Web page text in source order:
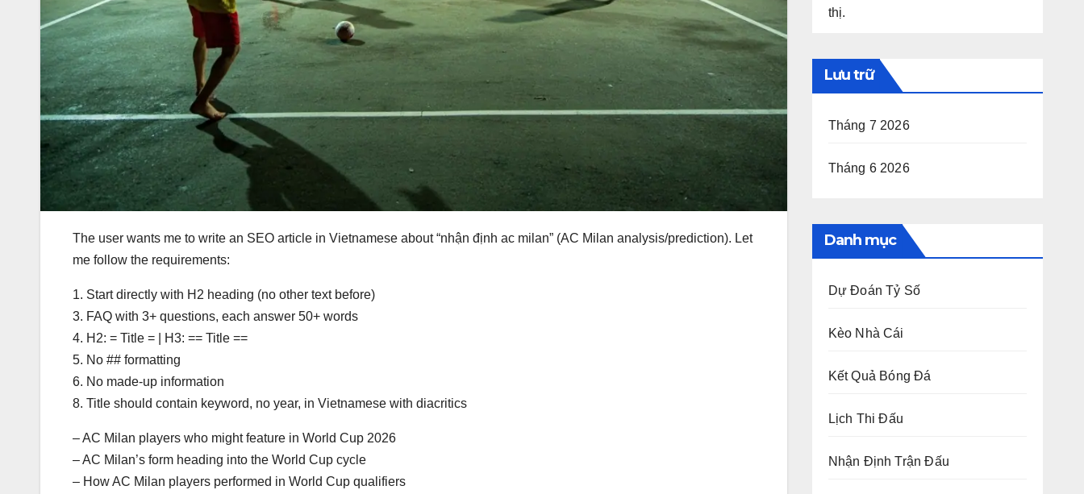
The user wants me to write an SEO article in Vietnamese about “nhận định ac milan” (AC Milan analysis/prediction). Let
me follow the requirements:
1. Start directly with H2 heading (no other text before)
3. FAQ with 3+ questions, each answer 50+ words
4. H2: = Title = | H3: == Title ==
5. No ## formatting
6. No made-up information
8. Title should contain keyword, no year, in Vietnamese with diacritics
– AC Milan players who might feature in World Cup 2026
– AC Milan’s form heading into the World Cup cycle
– How AC Milan players performed in World Cup qualifiers
thị.
Lưu trữ
Tháng 7 2026
Tháng 6 2026
Danh mục
Dự Đoán Tỷ Số
Kèo Nhà Cái
Kết Quả Bóng Đá
Lịch Thi Đấu
Nhận Định Trận Đấu